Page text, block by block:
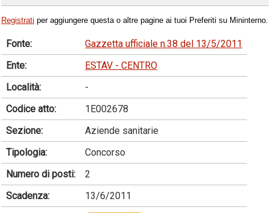
Registrati per aggiungere questa o altre pagine ai tuoi Preferiti su Mininterno.
Fonte:
Gazzetta ufficiale n.38 del 13/5/2011
Ente:
ESTAV - CENTRO
Località:
-
Codice atto:
1E002678
Sezione:
Aziende sanitarie
Tipologia:
Concorso
Numero di posti:
2
Scadenza:
13/6/2011